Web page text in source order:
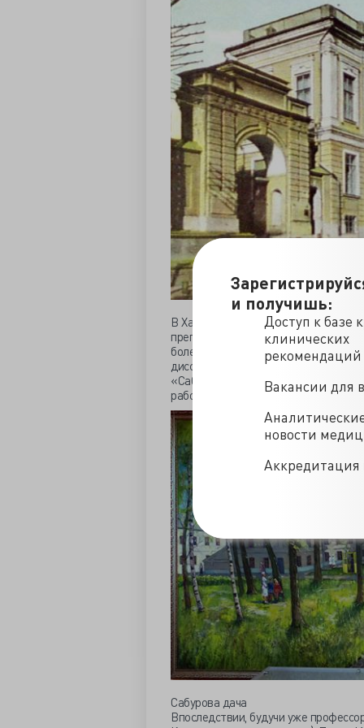
и получишь:
Доступ к базе
клинических
рекомендаций
Вакансии для
новости
Аккредитация
В Харькове психиатрию, как
преподавать в 1877 году, и на
болезней был выбран Павел
диссертацию «Об изменении
«Сабурову дачу» (отделение
работает сверхштатным
Сабурова дача
Впоследствии, будучи уже